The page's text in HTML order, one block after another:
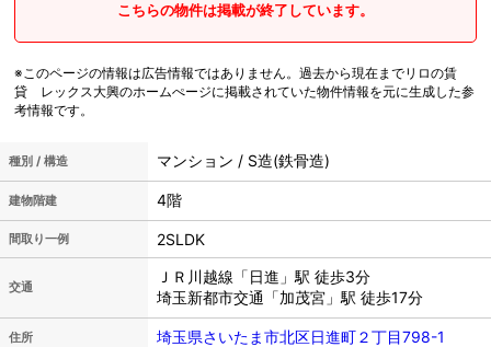
こちらの物件は掲載が終了しています。
※このページの情報は広告情報ではありません。過去から現在までリロの賃
貸 レックス大興のホームぺージに掲載されていた物件情報を元に生成した参
考情報です。
種別 / 構造 マンション / S造(鉄骨造)
建物階建 4階
間取り一例 2SLDK
交通
ＪＲ川越線「日進」駅 徒歩3分
埼玉新都市交通「加茂宮」駅 徒歩17分
住所 埼玉県さいたま市北区日進町２丁目798-1